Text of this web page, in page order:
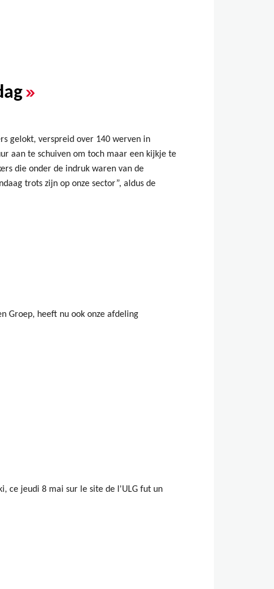
»
gelokt, verspreid over 140 werven in
aan te schuiven om toch maar een kijkje te
die onder de indruk waren van de
trots zijn op onze sector”, aldus de
Groep, heeft nu ook onze afdeling
ce jeudi 8 mai sur le site de l'ULG fut un